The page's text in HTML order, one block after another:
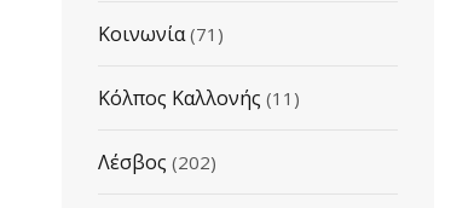
Κοινωνία(71)
Κόλπος Καλλονής (11)
Λέσβος (202)